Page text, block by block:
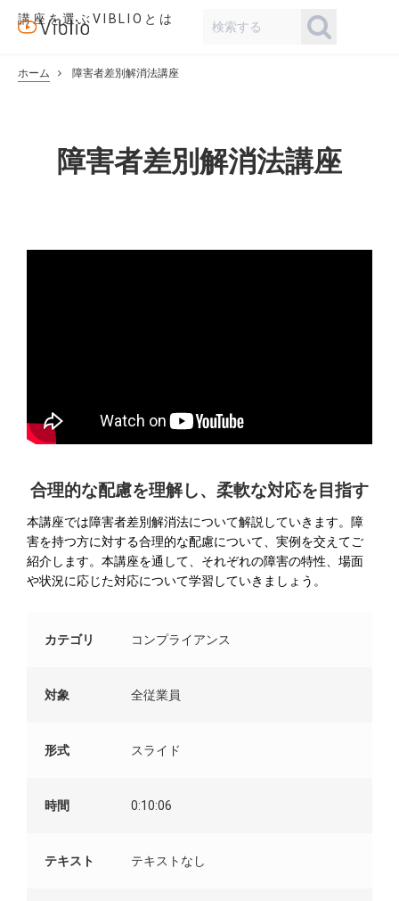
講座を選ぶ VIBLIOとは
ホーム 障害者差別解消法講座
障害者差別解消法講座
合理的な配慮を理解し、柔軟な対応を目指す
本講座では障害者差別解消法について解説していきます。障
害を持つ方に対する合理的な配慮について、実例を交えてご
紹介します。本講座を通して、それぞれの障害の特性、場面
や状況に応じた対応について学習していきましょう。
カテゴリ コンプライアンス
対象 全従業員
形式 スライド
時間 0:10:06
テキスト テキストなし